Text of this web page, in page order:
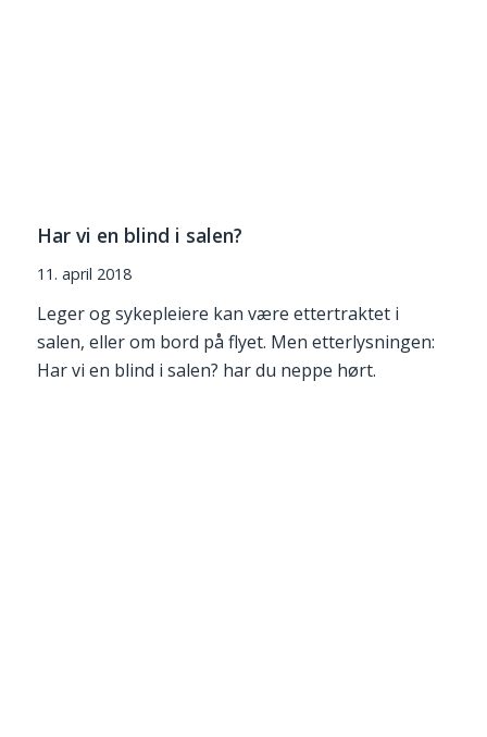
Har vi en blind i salen?
11. april 2018
Leger og sykepleiere kan være ettertraktet i
salen, eller om bord på flyet. Men etterlysningen:
Har vi en blind i salen? har du neppe hørt.